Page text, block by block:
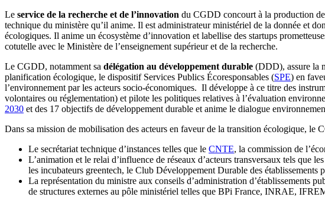
Le service de la recherche et de l’innovation du CGDD concourt à la production de
technique du ministère qu’il anime. Il est administrateur ministériel de la donnée et
écologiques. Il anime un écosystème d’innovation et labellise des startups
cotutelle avec le Ministère de l’enseignement supérieur et de la recherche.
Le CGDD, notamment sa délégation au développement durable (DDD), assure la
planification écologique, le dispositif Services Publics Écoresponsables (SPE) en
l’environnement par les acteurs socio-économiques. Il développe à ce titre des
volontaires ou réglementation) et pilote les politiques relatives à l’évaluation
2030 et des 17 objectifs de développement durable et anime le dialogue
Dans sa mission de mobilisation des acteurs en faveur de la transition écologique, le
Le secrétariat technique d’instances telles que le CNTE, la commission de
L’animation et le relai d’influence de réseaux d’acteurs transversaux tels que
les incubateurs greentech, le Club Développement Durable des établissements
La représentation du ministre aux conseils d’administration
de structures externes au pôle ministériel telles que BPi France, INRAE,